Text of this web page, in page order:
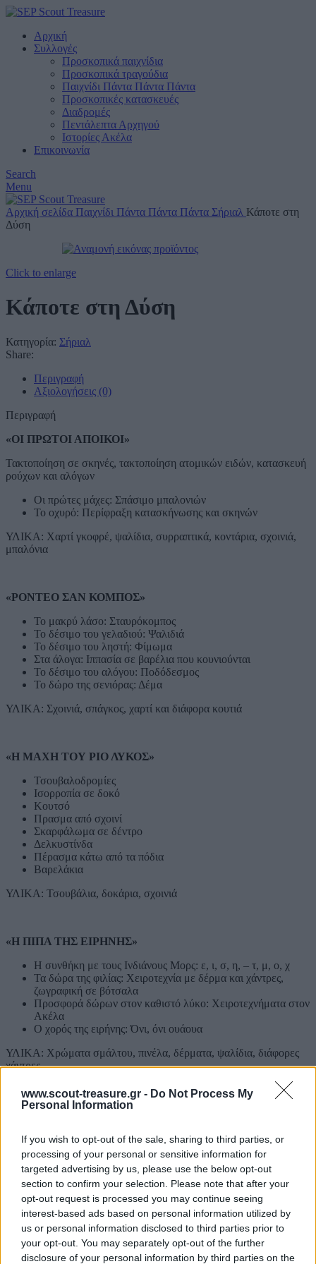
www.scout-treasure.gr - Do Not Process My
Personal Information
If you wish to opt-out of the sale, sharing to third parties, or
processing of your personal or sensitive information for
targeted advertising by us, please use the below opt-out
section to confirm your selection. Please note that after your
opt-out request is processed you may continue seeing
interest-based ads based on personal information utilized by
us or personal information disclosed to third parties prior to
your opt-out. You may separately opt-out of the further
disclosure of your personal information by third parties on the
Αρχική
Συλλογές
Προσκοπικά παιχνίδια
Προσκοπικά τραγούδια
Παιχνίδι Πάντα Πάντα Πάντα
Προσκοπικές κατασκευές
Διαδρομές
Πεντάλεπτα Αρχηγού
Ιστορίες Ακέλα
Επικοινωνία
Search
Menu
Αρχική σελίδα Παιχνίδι Πάντα Πάντα Πάντα Σήριαλ Κάποτε στη
Δύση
Click to enlarge
Κάποτε στη Δύση
Κατηγορία: Σήριαλ
Share:
Περιγραφή
Αξιολογήσεις (0)
Περιγραφή
«ΟΙ ΠΡΩΤΟΙ ΑΠΟΙΚΟΙ»
Τακτοποίηση σε σκηνές, τακτοποίηση ατομικών ειδών, κατασκευή
ρούχων και αλόγων
Οι πρώτες μάχες: Σπάσιμο μπαλονιών
Το οχυρό: Περίφραξη κατασκήνωσης και σκηνών
ΥΛΙΚΑ: Χαρτί γκοφρέ, ψαλίδια, συρραπτικά, κοντάρια, σχοινιά,
μπαλόνια
«ΡΟΝΤΕΟ ΣΑΝ ΚΟΜΠΟΣ»
Το μακρύ λάσο: Σταυρόκομπος
Το δέσιμο του γελαδιού: Ψαλιδιά
Το δέσιμο του ληστή: Φίμωμα
Στα άλογα: Ιππασία σε βαρέλια που κουνιούνται
Το δέσιμο του αλόγου: Ποδόδεσμος
Το δώρο της σενιόρας: Δέμα
ΥΛΙΚΑ: Σχοινιά, σπάγκος, χαρτί και διάφορα κουτιά
«Η ΜΑΧΗ ΤΟΥ ΡΙΟ ΛΥΚΟΣ»
Τσουβαλοδρομίες
Ισορροπία σε δοκό
Κουτσό
Πρασμα από σχοινί
Σκαρφάλωμα σε δέντρο
Δελκυστίνδα
Πέρασμα κάτω από τα πόδια
Βαρελάκια
ΥΛΙΚΑ: Τσουβάλια, δοκάρια, σχοινιά
«Η ΠΙΠΑ ΤΗΣ ΕΙΡΗΝΗΣ»
Η συνθήκη με τους Ινδιάνους Μορς: ε, ι, σ, η, – τ, μ, ο, χ
Τα δώρα της φιλίας: Χειροτεχνία με δέρμα και χάντρες,
ζωγραφική σε βότσαλα
Προσφορά δώρων στον καθιστό λύκο: Χειροτεχνήματα στον
Ακέλα
Ο χορός της ειρήνης: Όνι, όνι ουάουα
ΥΛΙΚΑ: Χρώματα σμάλτου, πινέλα, δέρματα, ψαλίδια, διάφορες
χάντρες
Το μάζεμα του κοπαδιού: Τα μισά Λυκόπουλα σέρνουν ένα
σχοινί και τα υπόλοιπα προσπαθούν να το πιάσουν
Το μαρκάρισμα των γελαδιών: Άναμμα φωτιάς
Το άρμεγμα: Σκυταλοδρομία με νερό – λεκάνες
Το καθάρισμα του ράντσου: Καθαριότητα κατασκήνωσης
ΥΛΙΚΑ: Σχοινί, σπίρτα, λεκάνες, ποτήρια
«ΤΟ ΑΣΤΡΟ ΤΗΣ ΔΥΣΗΣ»